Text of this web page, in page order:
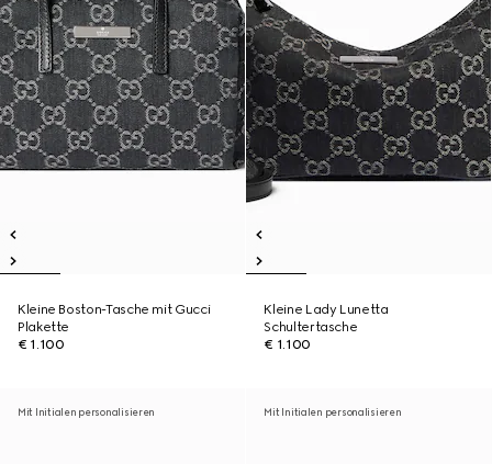
Kleine Boston-Tasche mit Gucci
Plakette
€ 1.100
Kleine Lady Lunetta
Schultertasche
€ 1.100
Mit Initialen personalisieren Mit Initialen personalisieren